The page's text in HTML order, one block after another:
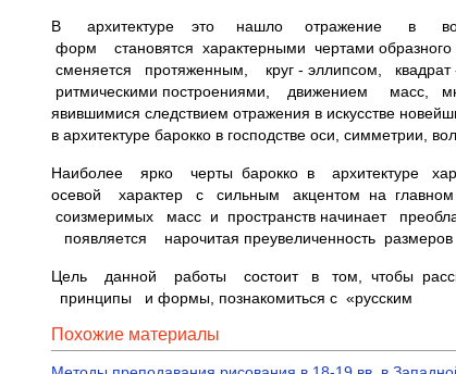
В архитектуре это нашло отражение в
форм становятся характерными чертами
сменяется протяженным, круг - эллипсом, квадрат
ритмическими построениями, движением масс,
явившимися следствием отражения в искусстве
в архитектуре барокко в господстве оси, симметрии,
Наиболее ярко черты барокко в архитектуре
осевой характер с сильным акцентом на главном
соизмеримых масс и пространств начинает
появляется нарочитая преувеличенность
Цель данной работы состоит в том, чтобы
принципы и формы, познакомиться с «русским
Похожие материалы